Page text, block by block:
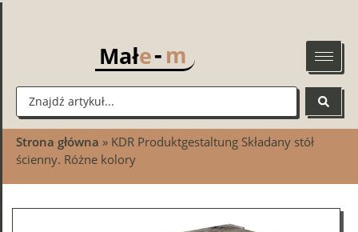
Małe-m
Strona główna » KDR Produktgestaltung Składany stół
ścienny. Różne kolory